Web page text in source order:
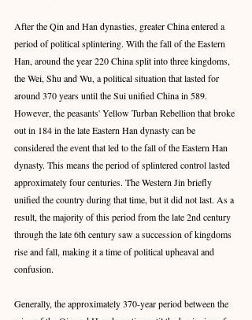
After the Qin and Han dynasties, greater China entered a
period of political splintering. With the fall of the Eastern
Han, around the year 220 China split into three kingdoms,
the Wei, Shu and Wu, a political situation that lasted for
around 370 years until the Sui unified China in 589.
However, the peasants' Yellow Turban Rebellion that broke
out in 184 in the late Eastern Han dynasty can be
considered the event that led to the fall of the Eastern Han
dynasty. This means the period of splintered control lasted
approximately four centuries. The Western Jin briefly
unified the country during that time, but it did not last. As a
result, the majority of this period from the late 2nd century
through the late 6th century saw a succession of kingdoms
rise and fall, making it a time of political upheaval and
confusion.
Generally, the approximately 370-year period between the